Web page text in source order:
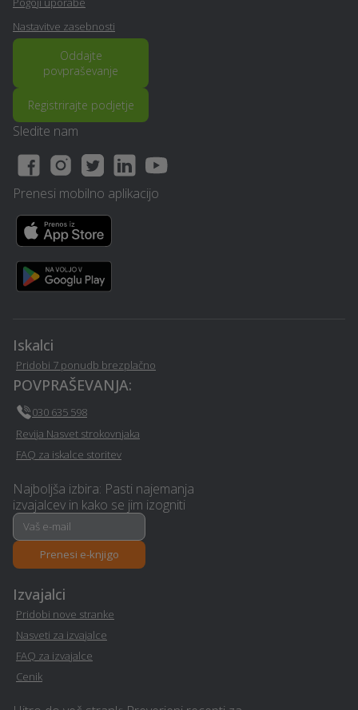
Iskalci
Pridobi 7 ponudb brezplačno
POVPRAŠEVANJA:
030 635 598
Revija Nasvet strokovnjaka
FAQ za iskalce storitev
Najboljša izbira: Pasti najemanja
izvajalcev in kako se jim izogniti
Prenesi e-knjigo
Izvajalci
Pridobi nove stranke
Nasveti za izvajalce
FAQ za izvajalce
Cenik
Nastavitve zasebnosti
Oddajte
povpraševanje
Registrirajte podjetje
Sledite nam
Prenesi mobilno aplikacijo